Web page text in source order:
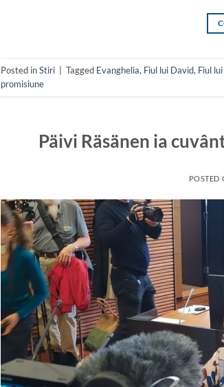
Posted inStiri Tagged Evanghelia, Fiul lui David, Fiul
promisiune
Päivi Räsänen ia
POSTED